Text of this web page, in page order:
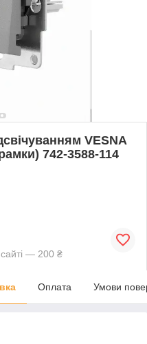
VESNA
742-3588-114
— 200 ₴
Оплата Умови